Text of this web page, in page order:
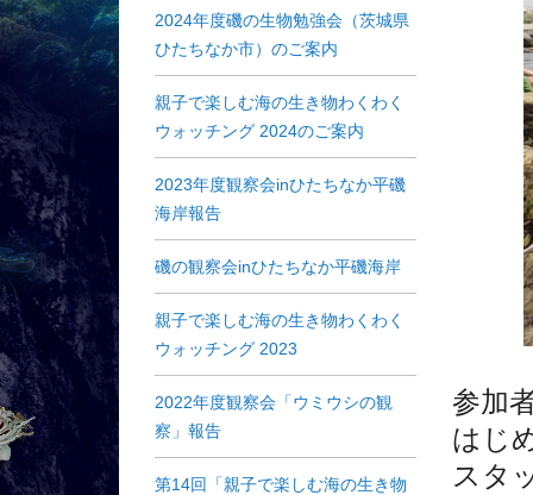
2024年度磯の生物勉強会（茨城県
ひたちなか市）のご案内
親子で楽しむ海の生き物わくわく
ウォッチング 2024のご案内
2023年度観察会inひたちなか平磯
海岸報告
磯の観察会inひたちなか平磯海岸
親子で楽しむ海の生き物わくわく
ウォッチング 2023
2022年度観察会「ウミウシの観
察」報告
第14回「親子で楽しむ海の生き物
参加
はじ
スタ